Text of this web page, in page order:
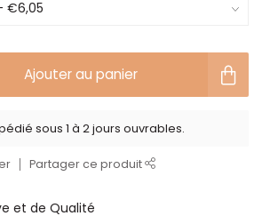
Ajouter au panier
sous 1 à 2 jours ouvrables.
Partager ce produit
et de Qualité